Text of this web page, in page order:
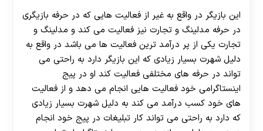
این بازیگر در واقع به غیر از فعالیت هایی که در حرفه بازیگری
در حرفه مدلینگ و تجارت نیز فعالیت می ‌کند و مدلینگ و
تجارت یکی از پر درآمد ترین فعالیت ها می باشد در واقع به
دلیل شهرت بسیار زیادی که این بازیگر دارد به راحتی می‌
تواند در حرفه ‌های مختلفی فعالیت کند او در پیج
اینستاگرامی خود فعالیت هایی انجام می‌ دهد و از فعالیت
های خود کسب درآمد می ‌کند به دلیل شهرت بسیار زیادی
که دارد به راحتی می ‌تواند کار تبلیغات در پیج خود انجام